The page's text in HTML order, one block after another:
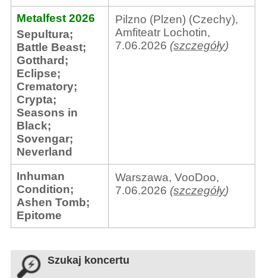
Metalfest 2026
Sepultura;
Battle Beast;
Gotthard;
Eclipse;
Crematory;
Crypta;
Seasons in
Black;
Sovengar;
Neverland
Pilzno (Plzen) (Czechy),
Amfiteatr Lochotin,
7.06.2026 (szczegóły)
Inhuman
Condition;
Ashen Tomb;
Epitome
Warszawa, VooDoo,
7.06.2026 (szczegóły)
Szukaj koncertu